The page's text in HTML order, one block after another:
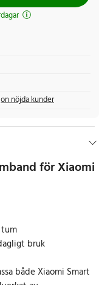
nöjda kunder
för Xiaomi
bruk
både Xiaomi Smart